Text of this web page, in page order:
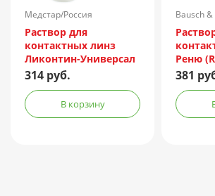
Медстар/Россия
Раствор для
контактных линз
Ликонтин-Универсал
240мл
314 руб.
В корзину
Bausch
Реню
120мл
381